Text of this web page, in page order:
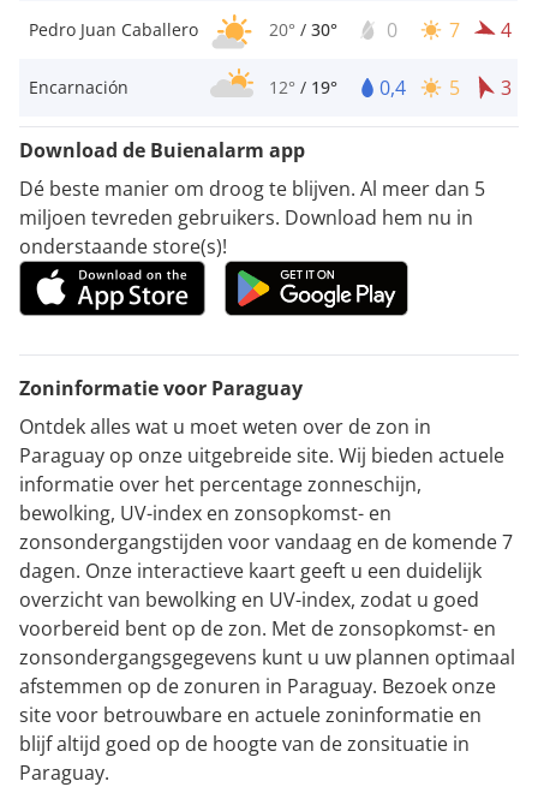
Pedro Juan Caballero 20° / 30° 0 7 4
Encarnación 12° / 19° 0,4 5 3
Download de Buienalarm app
Dé beste manier om droog te blijven. Al meer dan 5
miljoen tevreden gebruikers. Download hem nu in
onderstaande store(s)!
Zoninformatie voor Paraguay
Ontdek alles wat u moet weten over de zon in
Paraguay op onze uitgebreide site. Wij bieden actuele
informatie over het percentage zonneschijn,
bewolking, UV-index en zonsopkomst- en
zonsondergangstijden voor vandaag en de komende 7
dagen. Onze interactieve kaart geeft u een duidelijk
overzicht van bewolking en UV-index, zodat u goed
voorbereid bent op de zon. Met de zonsopkomst- en
zonsondergangsgegevens kunt u uw plannen optimaal
afstemmen op de zonuren in Paraguay. Bezoek onze
site voor betrouwbare en actuele zoninformatie en
blijf altijd goed op de hoogte van de zonsituatie in
Paraguay.